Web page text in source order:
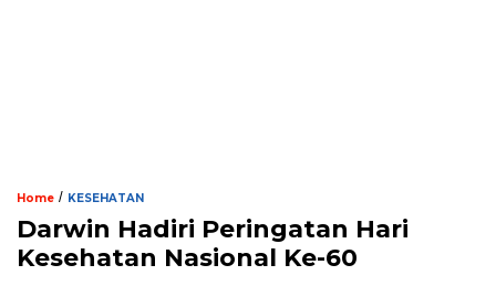
Home / KESEHATAN
Darwin Hadiri Peringatan Hari
Kesehatan Nasional Ke-60